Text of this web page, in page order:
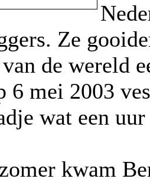
Ze
de wereld
6 mei 2003
wat een
kwam